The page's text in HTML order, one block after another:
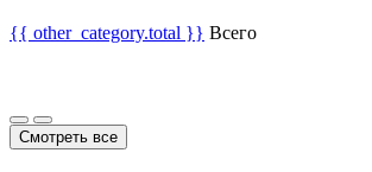
{{ other_category.total }} Всего
Смотреть все